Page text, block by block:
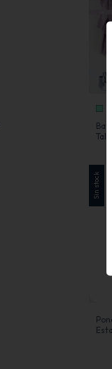
Sin stock